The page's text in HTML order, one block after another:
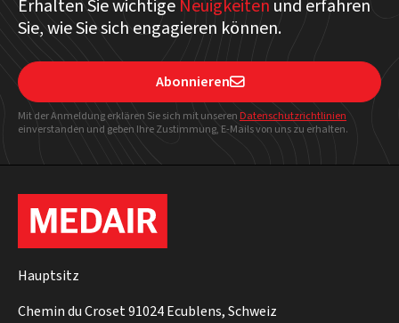
Erhalten Sie wichtige Neuigkeiten und erfahren
Sie, wie Sie sich engagieren können.
Abonnieren
Mit der Anmeldung erklären Sie sich mit unseren Datenschutzrichtlinien
einverstanden und geben Ihre Zustimmung, E-Mails von uns zu erhalten.
Hauptsitz
Chemin du Croset 91024 Ecublens, Schweiz